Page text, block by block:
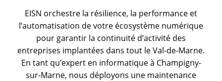
EISN orchestre la résilience, la performance et
l’automatisation de votre écosystème numérique
pour garantir la continuité d’activité des
entreprises implantées dans tout le Val-de-Marne.
En tant qu’expert en informatique à Champigny-
sur-Marne, nous déployons une maintenance